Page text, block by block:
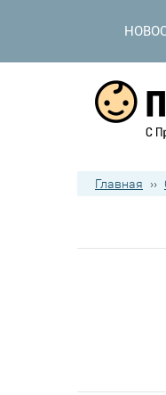
Главная ››